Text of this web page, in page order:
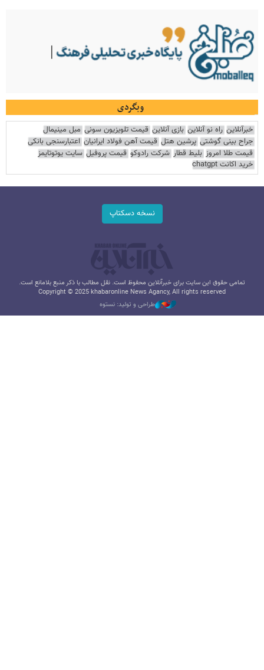
وبگردی
خبرآنلاین راه نو آنلاین بازی آنلاین قیمت تلویزیون سونی مبل مینیمال
جراح بینی گوشتی پرشین هتل قیمت آهن فولاد ایرانیان اعتبارسنجی بانکی
قیمت طلا امروز بلیط قطار شرکت رادوکو قیمت پروفیل سایت یوتوتایمز
خرید اکانت chatgpt
نسخه دسکتاپ
تمامی حقوق این سایت برای خبرآنلاین محفوظ است. نقل مطالب با ذکر منبع بلامانع است.
Copyright © 2025 khabaronline News Agancy, All rights reserved
طراحی و تولید: نستوه